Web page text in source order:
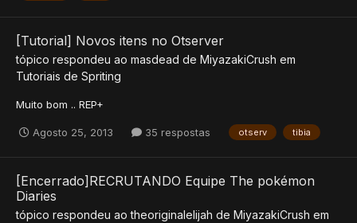
[Tutorial] Novos itens no Otserver
tópico respondeu ao masdead de MiyazakiCrush em
Tutoriais de Spriting
Muito bom .. REP+
Agosto 25, 2013 35 respostas otserv tibia
[Encerrado]RECRUTANDO Equipe The pokémon
Diaries
tópico respondeu aotheoriginalelijah de MiyazakiCrush em